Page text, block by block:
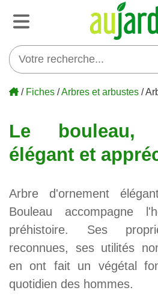
/ Fiches /Arbres et arbustes /
Le bouleau,
élégant et
Arbre d'ornement
Bouleau accompagne
préhistoire. Ses
reconnues, ses utilités
en ont fait un végétal
quotidien des hommes.